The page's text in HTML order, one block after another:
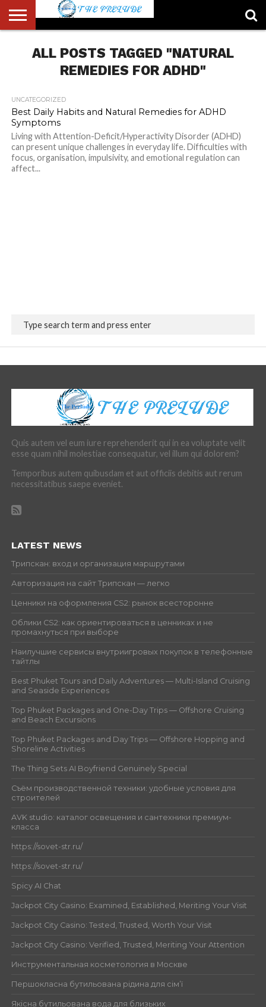
US
ACCOUNT
AUTHORS
LIST
FULL-
WIDTH
HOME
LATEST
NEWS
LOGIN
LOGOUT
MEMBERS
PASSWORD
RESET
REGISTER
SAMPLE
PAGE
TYPOGRAPHY
USER
ALL POSTS TAGGED "NATURAL
REMEDIES FOR ADHD"
UNCATEGORIZED
Best Daily Habits and Natural Remedies for ADHD
Symptoms
Living with Attention-Deficit/Hyperactivity Disorder (ADHD)
can present unique challenges in everyday life. Difficulties with
focus, organisation, impulsivity, and emotional regulation can
affect...
Quis autem vel eum iure reprehenderit qui in ea voluptate velit
esse quam nihil molestiae consequatur, vel illum qui dolorem?
Temporibus autem quibusdam et aut officiis debitis aut rerum
necessitatibus saepe eveniet.
LATEST NEWS
Трипскан: вход и организация маршрутами
Авторизация на сайт Трипскан — легко
Ценники на оформления CS2: рынок всесторонне
Облики CS2: как ориентироваться в ценниках и не
промахнуться при выборе
Наилучшие сервисы внутриигровых покупок в телефонные
тайтлы
Best Phuket Tours and Daily Adventures — Multi-Island Cruising
and Seaside Experiences
Top Phuket Packages and One-Day Trips — Offshore Cruising
and Beach Excursions
Top Phuket Packages and Day Trips — Offshore Hopping and
Shoreline Activities
The Thing Sets AI Boyfriend Genuinely Special
Съём производственной техники: удобные условия для
строителей
AVK studio: каталог освещения и сантехники премиум-
класса
https://sovet-str.ru/
https://sovet-str.ru/
Spicy AI Chat
Jackpot City Casino: Examined, Established, Meriting Your Visit
Jackpot City Casino: Tested, Trusted, Worth Your Visit
Jackpot City Casino: Verified, Trusted, Meriting Your Attention
Инструментальная косметология в Москве
Першокласна бутильована рідина для сім’ї
Якісна бутильована вода для близьких